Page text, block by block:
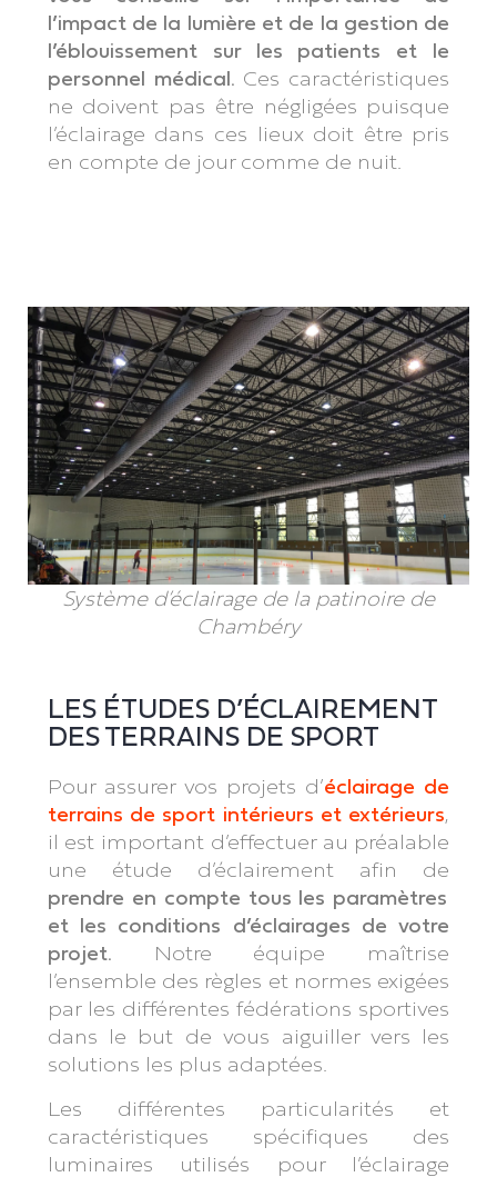
l’impact de la lumière et de la gestion de
l’éblouissement sur les patients et le
personnel médical. Ces caractéristiques
ne doivent pas être négligées puisque
l’éclairage dans ces lieux doit être pris
en compte de jour comme de nuit.
Système d’éclairage de la patinoire de
Chambéry
LES ÉTUDES D’ÉCLAIREMENT
DES TERRAINS DE SPORT
Pour assurer vos projets d’éclairage de
terrains de sport intérieurs et extérieurs,
il est important d’effectuer au préalable
une étude d’éclairement afin de
prendre en compte tous les paramètres
et les conditions d’éclairages de votre
projet. Notre équipe maîtrise
l’ensemble des règles et normes exigées
par les différentes fédérations sportives
dans le but de vous aiguiller vers les
solutions les plus adaptées.
Les différentes particularités et
caractéristiques spécifiques des
luminaires utilisés pour l’éclairage